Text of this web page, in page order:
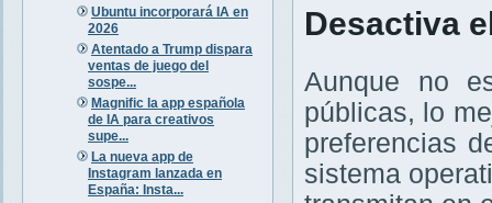
Ubuntu incorporará IA en
2026
Atentado a Trump dispara
ventas de juego del
sospe...
Magnific la app española
de IA para creativos
supe...
La nueva app de
Instagram lanzada en
España: Insta...
Desactiva
Aunque no
públicas, lo
preferencias
sistema